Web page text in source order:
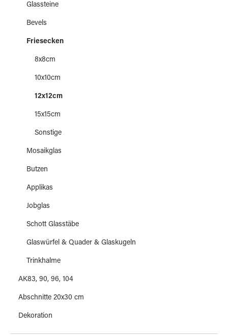
Glassteine
Bevels
Friesecken
8x8cm
10x10cm
12x12cm
15x15cm
Sonstige
Mosaikglas
Butzen
Applikas
Jobglas
Schott Glasstäbe
Glaswürfel & Quader & Glaskugeln
Trinkhalme
AK83, 90, 96, 104
Abschnitte 20x30 cm
Dekoration